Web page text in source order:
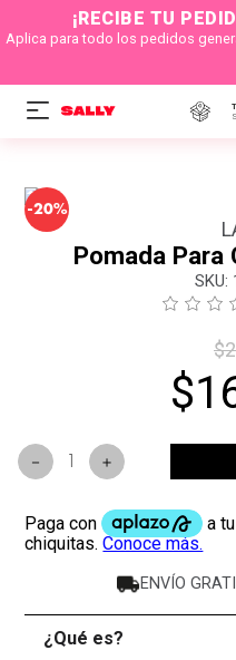
¡RECIBE TU
Aplica para todo los pedidos
-20%
Pomada Para
:
$
$
＋
－
ENVÍO
¿Qué es?